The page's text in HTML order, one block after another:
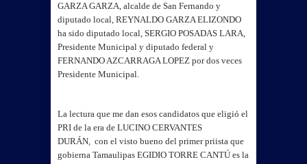
GARZA GARZA, alcalde de San Fernando y
diputado local, REYNALDO GARZA ELIZONDO
ha sido diputado local, SERGIO POSADAS LARA,
Presidente Municipal y diputado federal y
FERNANDO AZCARRAGA LOPEZ por dos veces
Presidente Municipal.
La lectura que me dan esos candidatos que eligió el
PRI de la era de LUCINO CERVANTES
DURÁN, con el visto bueno del primer priista que
gobierna Tamaulipas EGIDIO TORRE CANTÚ es la